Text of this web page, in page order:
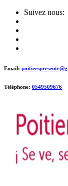
Skip
content
Suivez nous:
Email:
Téléphone: 0549509676